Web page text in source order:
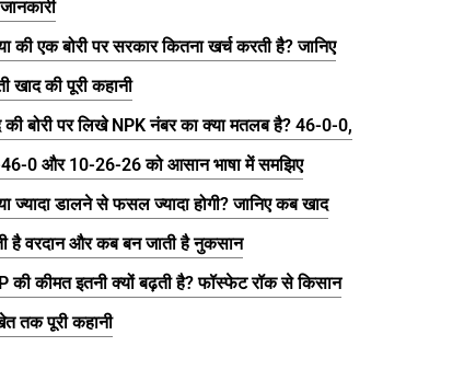
की एक बोरी पर सरकार कितना खर्च करती है? जानिए
खाद की पूरी कहानी
की बोरी पर लिखे NPK नंबर का क्या मतलब है? 46-0-0,
0 और 10-26-26 को आसान भाषा में समझिए
ज्यादा डालने से फसल ज्यादा होगी? जानिए कब खाद
है वरदान और कब बन जाती है नुकसान
की कीमत इतनी क्यों बढ़ती है? फॉस्फेट रॉक से किसान
तक पूरी कहानी